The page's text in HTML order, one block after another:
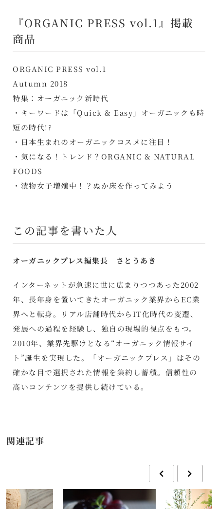
『ORGANIC PRESS vol.1』掲載
商品
ORGANIC PRESS vol.1
Autumn 2018
特集：オーガニック新時代
・キーワードは「Quick & Easy」オーガニックも時
短の時代!?
・日本生まれのオーガニックコスメに注目！
・気になる！トレンド？ORGANIC & NATURAL
FOODS
・漬物女子増殖中！？ぬか床を作ってみよう
この記事を書いた人
オーガニックプレス編集長 さとうあき
インターネットが急速に世に広まりつつあった2002
年、長年身を置いてきたオーガニック業界からEC業
界へと転身。リアル店舗時代からIT化時代の変遷、
発展への過程を経験し、独自の現場的視点をもつ。
2010年、業界先駆けとなる“オーガニック情報サイ
ト”誕生を実現した。「オーガニックプレス」はその
確かな目で選択された情報を集約し蓄積。信頼性の
高いコンテンツを提供し続けている。
関連記事